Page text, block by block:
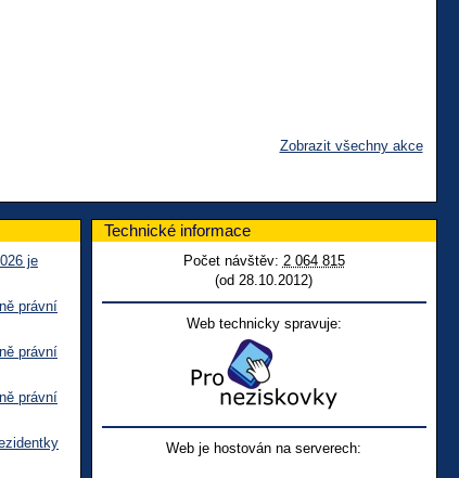
Zobrazit všechny akce
je
právní
právní
právní
Technické informace
Počet návštěv: 2 064 815
(od 28.10.2012)
Web technicky spravuje:
Web je hostován na serverech: